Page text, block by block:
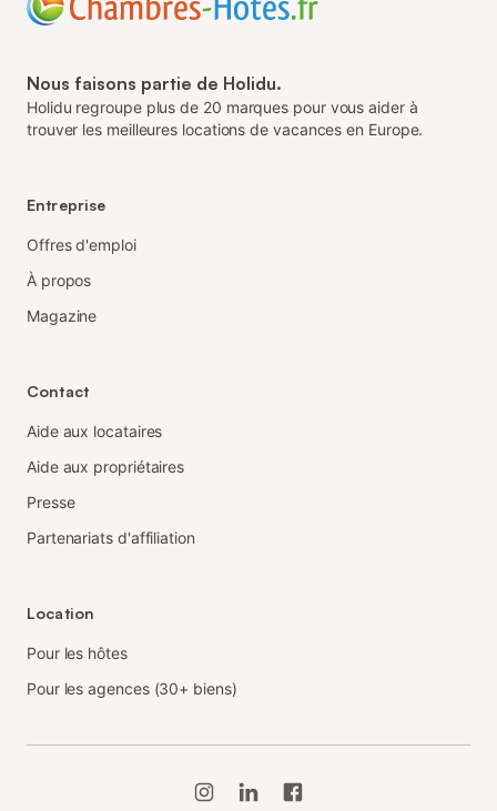
Nous faisons partie de Holidu.
Holidu regroupe plus de 20 marques pour vous aider à
trouver les meilleures locations de vacances en Europe.
Entreprise
Offres d'emploi
À propos
Magazine
Contact
Aide aux locataires
Aide aux propriétaires
Presse
Partenariats d'affiliation
Location
Pour les hôtes
Pour les agences (30+ biens)